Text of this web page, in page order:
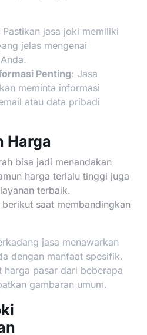
Pastikan jasa joki memiliki
jelas mengenai
Penting: Jasa
meminta informasi
atau data pribadi
Harga
bisa jadi menandakan
harga terlalu tinggi juga
terbaik.
saat membandingkan
jasa menawarkan
dengan manfaat spesifik.
harga pasar dari beberapa
gambaran umum.